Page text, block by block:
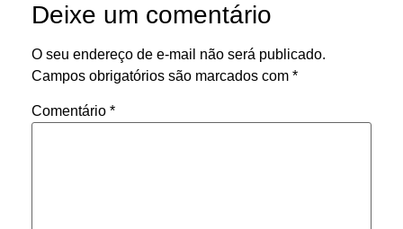
Deixe um comentário
O seu endereço de e-mail não será publicado.
Campos obrigatórios são marcados com *
Comentário *